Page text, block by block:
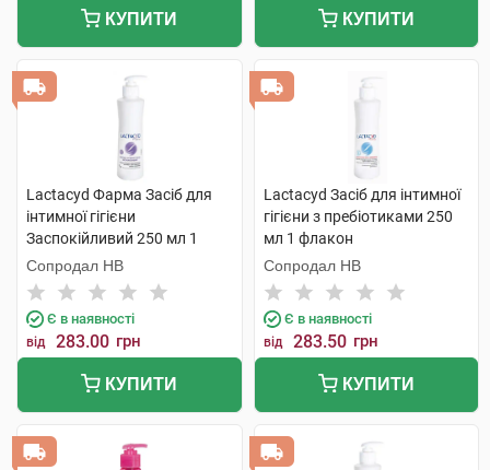
КУПИТИ КУПИТИ
Lactacyd Фарма Засіб для
інтимної гігієни
Заспокійливий 250 мл 1
флакон
Сопродал НВ
Є в наявності
від 283.00 грн
КУПИТИ
Lactacyd Засіб для інтимної
гігієни з пребіотиками 250
мл 1 флакон
Сопродал НВ
Є в наявності
від 283.50 грн
КУПИТИ